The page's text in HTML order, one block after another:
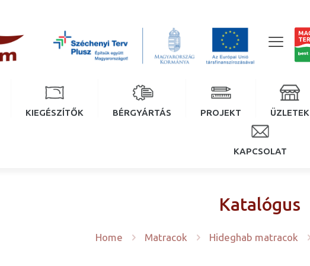
KIEGÉSZÍTŐK BÉRGYÁRTÁS PROJEKT ÜZLETEK
KAPCSOLAT
Katalógus
Home Matracok Hideghab matracok